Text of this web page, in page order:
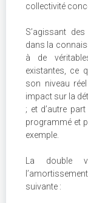
collectivité
S’agissant
dans la
à de
existantes, ce
son niveau
impact sur la
; et d’autre
programmé et
exemple.
La double
suivante :